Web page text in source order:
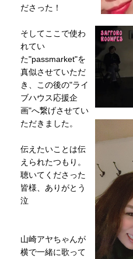
ださった！
そしてここで使わ
れてい
た"passmarket"を
真似させていただ
き、この後の"ライ
ブハウス応援企
画"へ繋げさせてい
ただきました。
伝えたいことは伝
えられたつもり。
聴いてくださった
皆様、ありがとう
泣
山崎アヤちゃんが
横で一緒に歌って